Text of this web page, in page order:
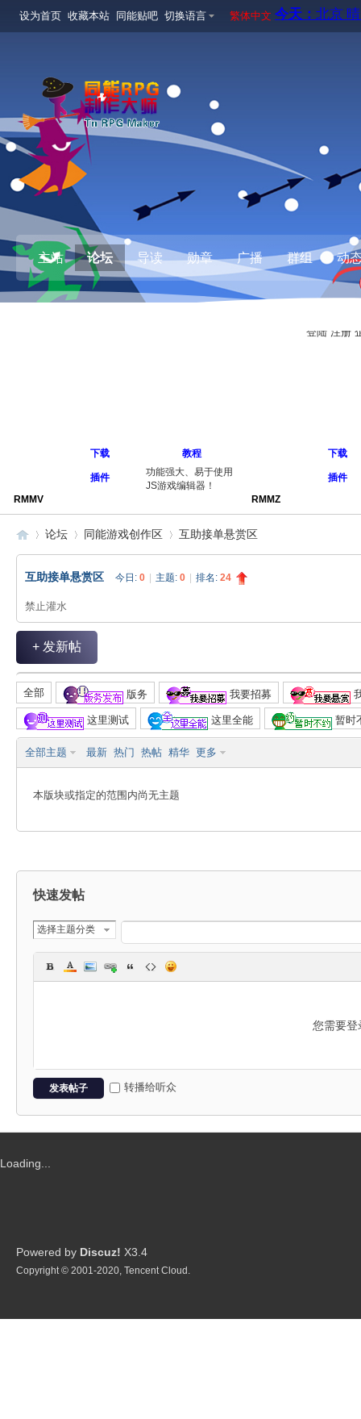
设为首页 收藏本站 同能贴吧 切换语言 繁体中文
主站 论坛 导读 勋章 广播 群组 动
登陆 注册
RMMV
下载 教程
插件
功能强大、易于使用
JS游戏编辑器！
RMMZ
下载
插件
同
能
G
»
论坛 同能游戏创作区 互助接单悬赏区
互助接单悬赏区 今日: 0 主题: 0 排名: 24
禁止灌水
+ 发新帖
全部 版务 我要招募
这里测试 这里全能 暂时
全部主题 最新 热门 热帖 精华 更多
本版块或指定的范围内尚无主题
快速发帖
选择主题分类
您需要
发表帖子 转播给听众
Loading...
Powered by Discuz! X3.4
Copyright © 2001-2020, Tencent Cloud.